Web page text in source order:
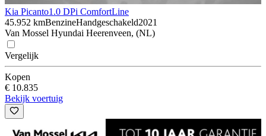
Kia Picanto1.0 DPi ComfortLine
45.952 kmBenzineHandgeschakeld2021
Van Mossel Hyundai Heerenveen, (NL)
Vergelijk
Kopen
€ 10.835
Bekijk voertuig